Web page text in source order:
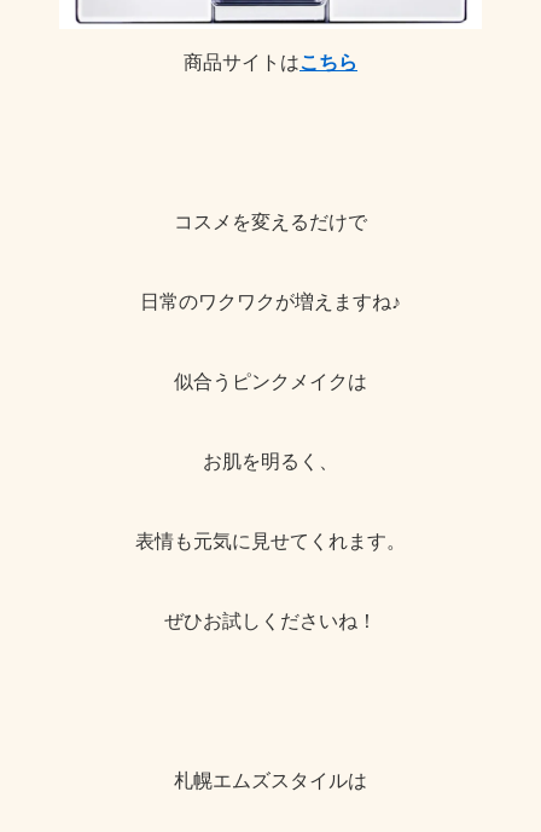
商品サイトはこちら
コスメを変えるだけで
日常のワクワクが増えますね♪
似合うピンクメイクは
お肌を明るく、
表情も元気に見せてくれます。
ぜひお試しくださいね！
札幌エムズスタイルは